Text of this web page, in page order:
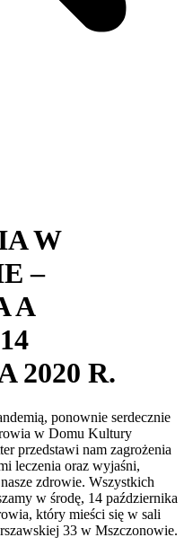
W
–
A
2020 R.
ponownie serdecznie
w Domu Kultury
przedstawi nam zagrożenia
leczenia oraz wyjaśni,
zdrowie. Wszystkich
w środę, 14 października
który mieści się w sali
33 w Mszczonowie.